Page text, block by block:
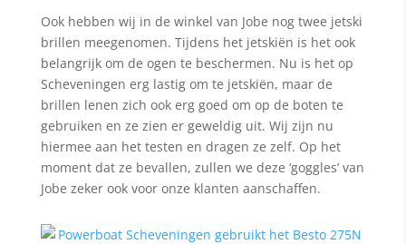
Ook hebben wij in de winkel van Jobe nog twee jetski
brillen meegenomen. Tijdens het jetskiën is het ook
belangrijk om de ogen te beschermen. Nu is het op
Scheveningen erg lastig om te jetskiën, maar de
brillen lenen zich ook erg goed om op de boten te
gebruiken en ze zien er geweldig uit. Wij zijn nu
hiermee aan het testen en dragen ze zelf. Op het
moment dat ze bevallen, zullen we deze ‘goggles’ van
Jobe zeker ook voor onze klanten aanschaffen.